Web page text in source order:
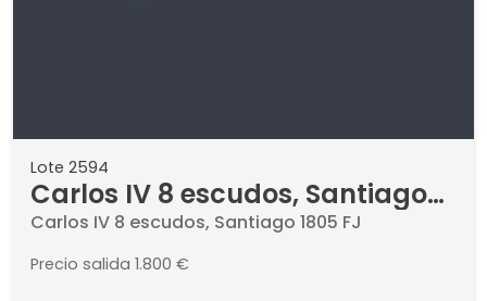
Lote 2594
Carlos IV 8 escudos, Santiago
1805 FJ
Carlos IV 8 escudos, Santiago 1805 FJ
Precio salida 1.800 €